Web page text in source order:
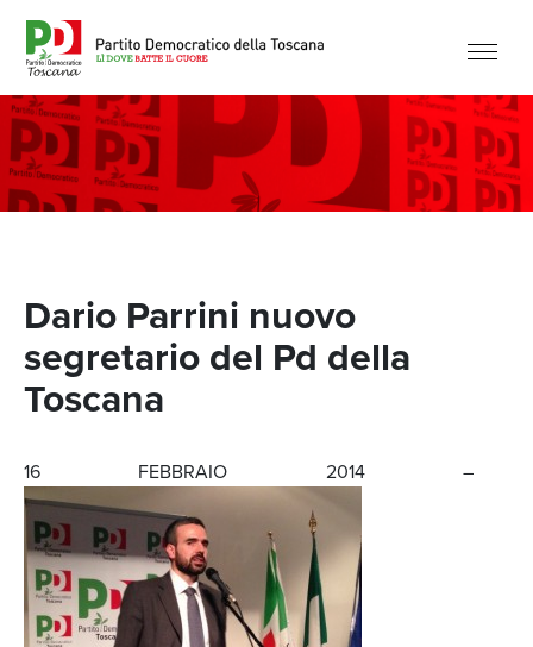
Dario Parrini nuovo
segretario del Pd della
Toscana
16 FEBBRAIO 2014 –